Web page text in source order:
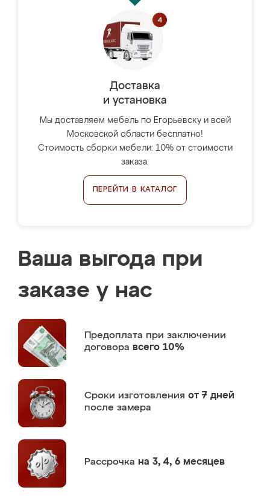
Доставка
и установка
Мы доставляем мебель по Егорьевску и всей
Московской области бесплатно!
Стоимость сборки мебели: 10% от стоимости
заказа.
ПЕРЕЙТИ В КАТАЛОГ
Ваша выгода при
заказе у нас
Предоплата при заключении
договора всего 10%
Сроки изготовления от 7 дней
после замера
Рассрочка на 3, 4, 6 месяцев